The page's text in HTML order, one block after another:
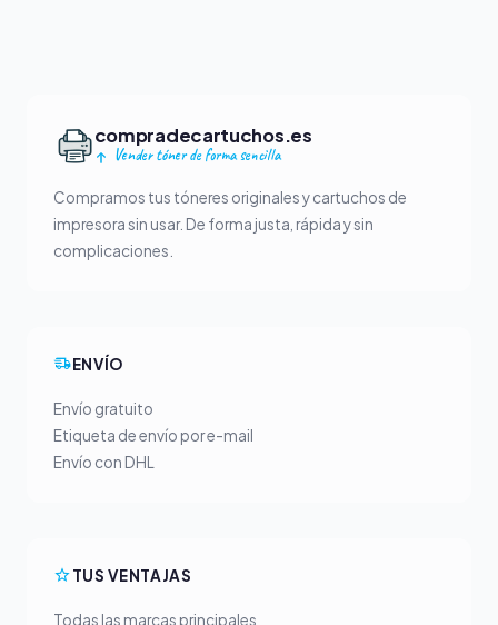
compradecartuchos.es
Vender tóner de forma sencilla
Compramos tus tóneres originales y cartuchos de
impresora sin usar. De forma justa, rápida y sin
complicaciones.
ENVÍO
Envío gratuito
Etiqueta de envío por e-mail
Envío con DHL
TUS VENTAJAS
Todas las marcas principales